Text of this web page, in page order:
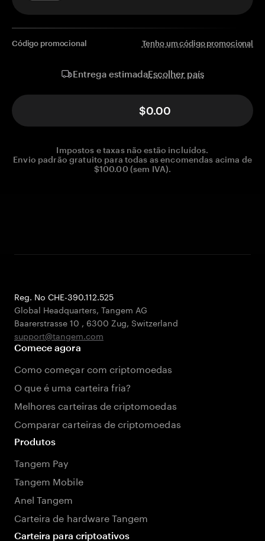
Código promocional Tenho um código promocional
Entrega estimadaEscolher país
$0.00
Impostos e taxas não estão incluídos.
Envio padrão gratuito para todas as encomendas acima de
$100.00 (sem IVA).
Reg. No CHE-390.112.525
Global Headquarters, Tangem AG
Baarerstrasse 10 , 6300 Zug, Switzerland
support@tangem.com
Comece agora
Como começar com criptomoedas
O que é uma carteira fria?
Melhores carteiras de criptomoedas
Comparar carteiras de criptomoedas
Produtos
Tangem Pay
Tangem Mobile
Anel Tangem
Carteira de hardware Tangem
Carteira para criptoativos